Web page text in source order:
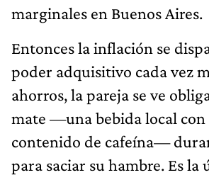
marginales en Buenos Aires.
Entonces la inflación se
poder adquisitivo cada vez
ahorros, la pareja se ve
mate —una bebida local
contenido de cafeína—
para saciar su hambre. Es la